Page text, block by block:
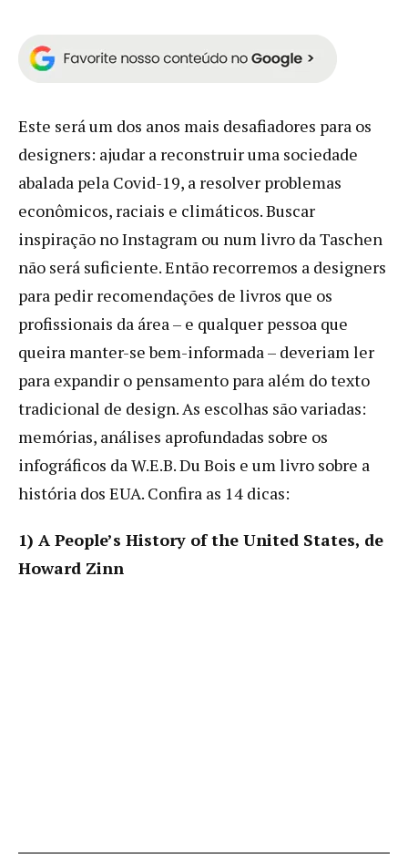
Este será um dos anos mais desafiadores para os
designers: ajudar a reconstruir uma sociedade
abalada pela Covid-19, a resolver problemas
econômicos, raciais e climáticos. Buscar
inspiração no Instagram ou num livro da Taschen
não será suficiente. Então recorremos a designers
para pedir recomendações de livros que os
profissionais da área – e qualquer pessoa que
queira manter-se bem-informada – deveriam ler
para expandir o pensamento para além do texto
tradicional de design. As escolhas são variadas:
memórias, análises aprofundadas sobre os
infográficos da W.E.B. Du Bois e um livro sobre a
história dos EUA. Confira as 14 dicas:
1) A People’s History of the United States, de
Howard Zinn